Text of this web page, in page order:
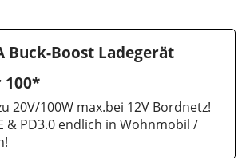
Buck-Boost Ladegerät
100*
20V/100W max.bei 12V Bordnetz!
& PD3.0 endlich in Wohnmobil /